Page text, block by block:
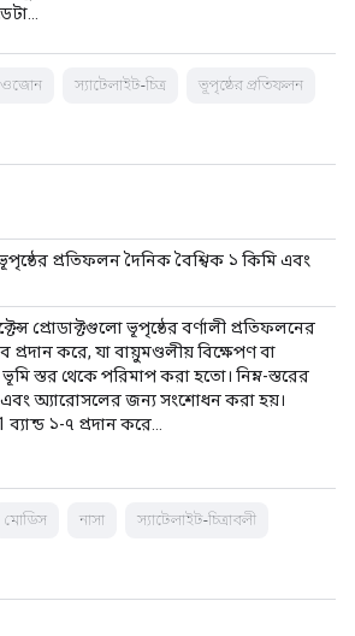
ওজোন স্যাটেলাইট-চিত্র ভূপৃষ্ঠের প্রতিফলন
প্রতিফলন দৈনিক বৈশ্বিক ১ কিমি এবং
প্রোডাক্টগুলো ভূপৃষ্ঠের বর্ণালী প্রতিফলনের
করে, যা বায়ুমণ্ডলীয় বিক্ষেপণ বা
স্তর থেকে পরিমাপ করা হতো। নিম্ন-স্তরের
এবং অ্যারোসলের জন্য সংশোধন করা হয়।
১-৭ প্রদান করে…
মোডিস নাসা স্যাটেলাইট-চিত্রাবলী